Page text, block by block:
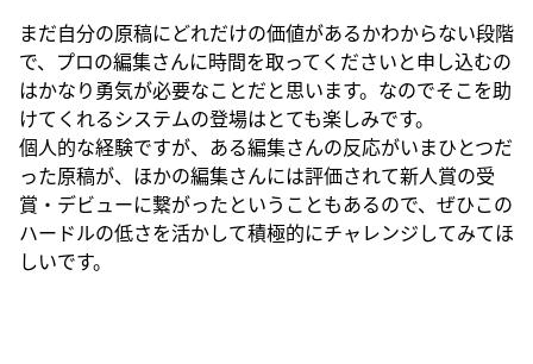
まだ自分の原稿にどれだけの価値があるかわからない段階
で、プロの編集さんに時間を取ってくださいと申し込むの
はかなり勇気が必要なことだと思います。なのでそこを助
けてくれるシステムの登場はとても楽しみです。
個人的な経験ですが、ある編集さんの反応がいまひとつだ
った原稿が、ほかの編集さんには評価されて新人賞の受
賞・デビューに繋がったということもあるので、ぜひこの
ハードルの低さを活かして積極的にチャレンジしてみてほ
しいです。